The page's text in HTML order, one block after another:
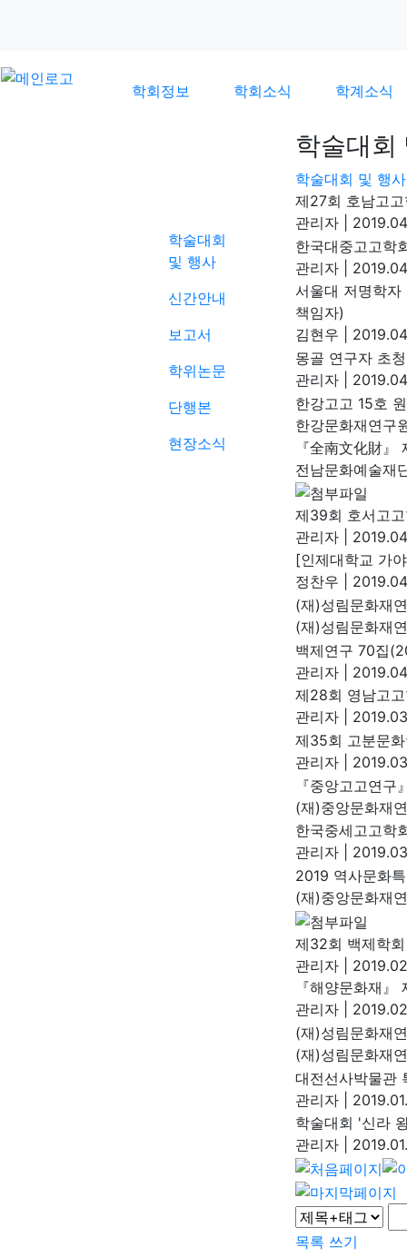
학회정보 학회소식 학계소식
학술대회
및 행사
신간안내
보고서
학위논문
단행본
현장소식
학술대회
학술대회 및 행사
제27회 호남고
관리자
한국대중고고학
관리자
서울대 저명학
책임자)
김현우
몽골 연구자 초
관리자
한강고고 15호
한강문화재연구
『全南文化財』
전남문화예술재
제39회 호서고
관리자
[인제대학교 가
정찬우
(재)성림문화재
(재)성림문화재
백제연구 70집
관리자
제28회 영남고
관리자
제35회 고분문
관리자
『중앙고고연
(재)중앙문화재
한국중세고고학
관리자
2019 역사문화
(재)중앙문화재
제32회 백제학
관리자
『해양문화재
관리자
(재)성림문화재
(재)성림문화재
대전선사박물관
관리자
학술대회 '신라
관리자
목록 쓰기